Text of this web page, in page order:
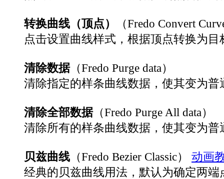
转换曲线（顶点）
（Fredo Convert
点击设置曲线样式，根据顶点转换为目
清除数据（Fredo Purge data）
清除指定的样条曲线数据，使其变为普
清除全部数据（Fredo Purge All data）
清除所有的样条曲线数据，使其变为普
贝兹曲线 （Fredo Bezier Classic）
动画
经典的贝兹曲线用法，默认为确定两端